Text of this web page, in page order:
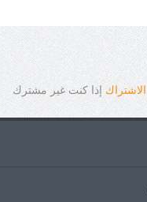
الاشتراك إذا كنت غير مشترك